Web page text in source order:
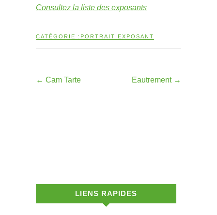
Consultez la liste des exposants
CATÉGORIE : PORTRAIT EXPOSANT
← Cam Tarte Eautrement →
LIENS RAPIDES